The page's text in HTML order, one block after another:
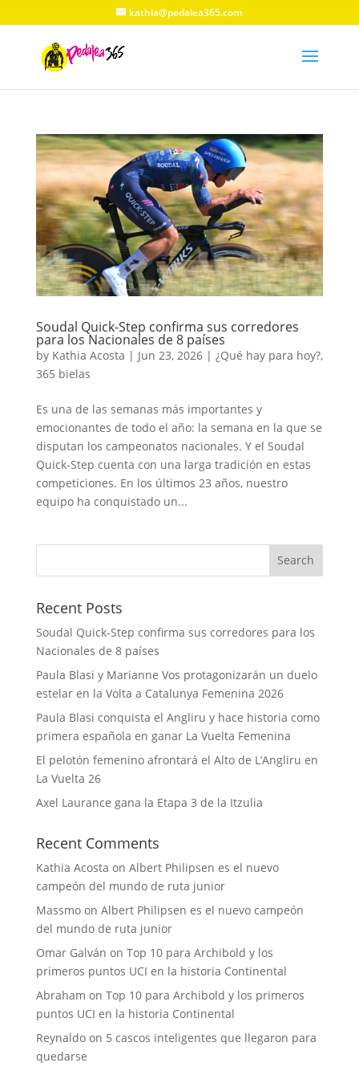
kathia@pedalea365.com
Soudal Quick-Step confirma sus corredores
para los Nacionales de 8 países
by Kathia Acosta | Jun 23, 2026| ¿Qué hay para hoy?,
365 bielas
Es una de las semanas más importantes y
emocionantes de todo el año: la semana en la que se
disputan los campeonatos nacionales. Y el Soudal
Quick-Step cuenta con una larga tradición en estas
competiciones. En los últimos 23 años, nuestro
equipo ha conquistado un...
Recent Posts
Soudal Quick-Step confirma sus corredores para los
Nacionales de 8 países
Paula Blasi y Marianne Vos protagonizarán un duelo
estelar en la Volta a Catalunya Femenina 2026
Paula Blasi conquista el Angliru y hace historia como
primera española en ganar La Vuelta Femenina
El pelotón femenino afrontará el Alto de L’Angliru en
La Vuelta 26
Axel Laurance gana la Etapa 3 de la Itzulia
Recent Comments
Kathia Acosta on Albert Philipsen es el nuevo
campeón del mundo de ruta junior
Massmoon Albert Philipsen es el nuevo campeón
del mundo de ruta junior
Omar Galván on Top 10 para Archibold y los
primeros puntos UCI en la historia Continental
Abraham on Top 10 para Archibold y los primeros
puntos UCI en la historia Continental
Reynaldoon 5 cascos inteligentes que llegaron para
quedarse